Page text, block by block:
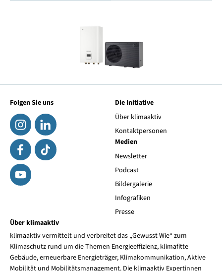
Folgen Sie uns
Die Initiative
Über klimaaktiv
Kontaktpersonen
Medien
Newsletter
Podcast
Bildergalerie
Infografiken
Presse
Über klimaaktiv
klimaaktiv vermittelt und verbreitet das „Gewusst Wie“ zum
Klimaschutz rund um die Themen Energieeffizienz, klimafitte
Gebäude, erneuerbare Energieträger, Klimakommunikation, Aktive
Mobilität und Mobilitätsmanagement. Die klimaaktiv Expertinnen